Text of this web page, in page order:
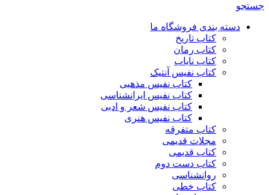
جستجو
دسته بندی فروشگاه ما
کتاب تاریخ
کتاب رمان
کتاب نایاب
کتاب نفیس آنتیک
کتاب نفیس مذهبی
کتاب نفیس ایرانشناسی
کتاب نفیس شعر و ادبی
کتاب نفیس هنری
کتاب متفرقه
مجلات قدیمی
کتاب قدیمی
کتاب دست دوم
روانشناسی
کتاب خطی